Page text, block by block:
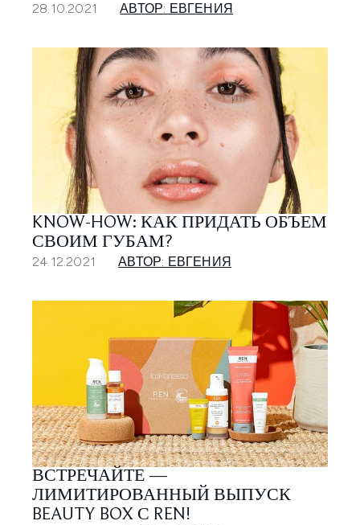
28.10.2021 АВТОР: ЕВГЕНИЯ
KNOW-HOW: КАК ПРИДАТЬ ОБЪЕМ
СВОИМ ГУБАМ?
24.12.2021 АВТОР: ЕВГЕНИЯ
ВСТРЕЧАЙТЕ —
ЛИМИТИРОВАННЫЙ ВЫПУСК
BEAUTY BOX С REN!